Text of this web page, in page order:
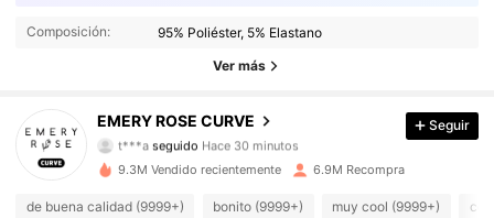
Composición: 95% Poliéster, 5% Elastano
Ver más
EMERY ROSE CURVE
1M Seguidores
4.86
t***a seguido Hace 30 minutos
4.86
4.86 1M Seguidores
Seguir
9.3M Vendido recientemente 6.9M Recompra
de buena calidad (9999+) bonito (9999+) muy cool (9999+)